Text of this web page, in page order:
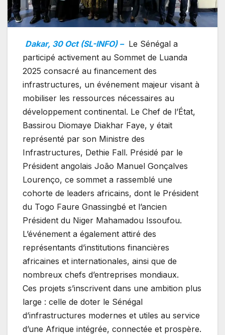
Dakar, 30 Oct (SL-INFO) – Le Sénégal a
participé activement au Sommet de Luanda
2025 consacré au financement des
infrastructures, un événement majeur visant à
mobiliser les ressources nécessaires au
développement continental. Le Chef de l’État,
Bassirou Diomaye Diakhar Faye, y était
représenté par son Ministre des
Infrastructures, Dethie Fall. Présidé par le
Président angolais João Manuel Gonçalves
Lourenço, ce sommet a rassemblé une
cohorte de leaders africains, dont le Président
du Togo Faure Gnassingbé et l’ancien
Président du Niger Mahamadou Issoufou.
L’événement a également attiré des
représentants d’institutions financières
africaines et internationales, ainsi que de
nombreux chefs d’entreprises mondiaux.
Ces projets s’inscrivent dans une ambition plus
large : celle de doter le Sénégal
d’infrastructures modernes et utiles au service
d’une Afrique intégrée, connectée et prospère.